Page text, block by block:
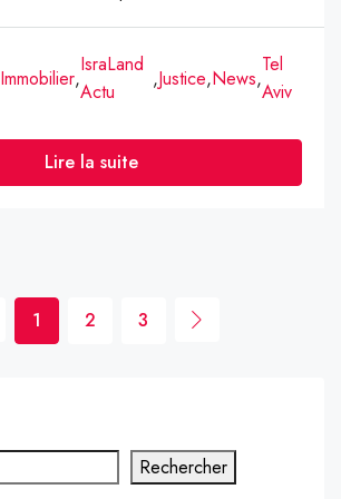
Immobilier,
IsraLand
Actu
,Justice,News,
Tel
Aviv
Lire la suite
1 2 3
Rechercher